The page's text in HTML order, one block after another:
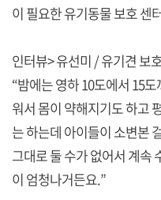
이 필요한 유기동물 보호 센
인터뷰> 유선미 / 유기견 보
“밤에는 영하 10도에서 15
워서 몸이 약해지기도 하고
는 하는데 아이들이 소변본
그대로 둘 수가 없어서 계속
이 엄청나거든요.”